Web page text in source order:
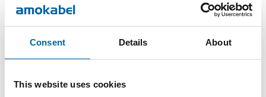
Consent Details About
This website uses cookies